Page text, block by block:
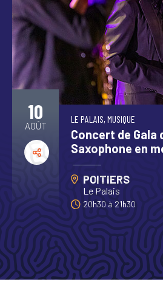
10
AOÛT
LE PALAIS, MUSIQUE
Concert de Gala
Saxophone en
POITIERS
Le Palais
20h30 à 21h30